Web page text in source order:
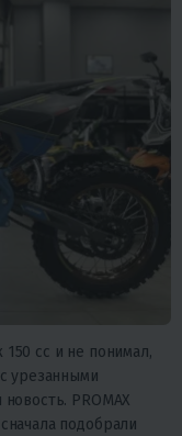
сс и не понимал,
урезанными
PROMAX
подобрали